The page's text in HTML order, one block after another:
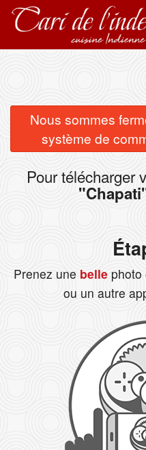
Commander en ligne
Emplacement
Français
Nous sommes
système de
Pour télécharger
Prenez une belle photo
ou un autre